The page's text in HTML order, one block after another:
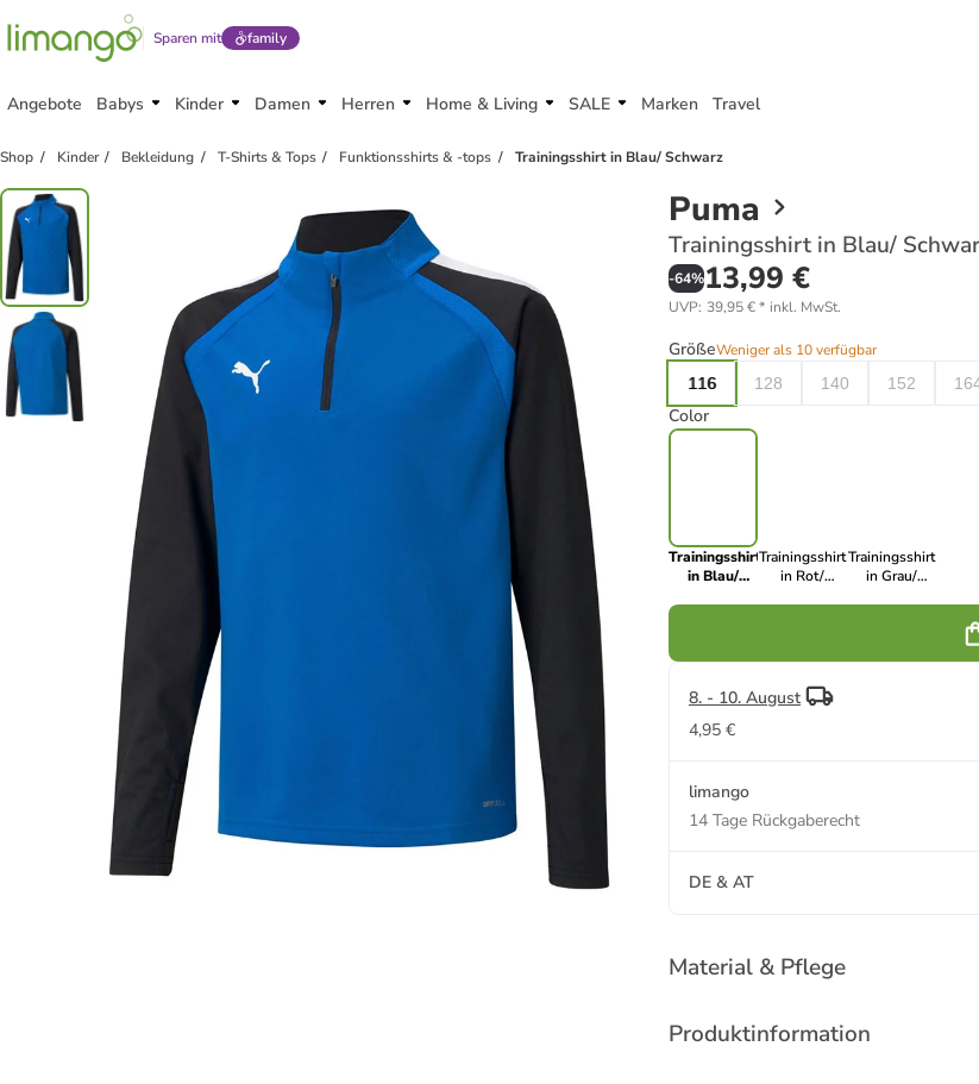
Sparen mit family
Angebote Babys Kinder Damen Herren Home & Living SALE Marken Travel
Shop Kinder Bekleidung T-Shirts & Tops Funktionsshirts & -tops Trainingsshirt in Blau/ Schwarz
Puma
Trainingsshirt in Blau/
-64%13,99 €
UVP: 39,95 €* inkl. MwSt.
GrößeWeniger als 10 verfügbar
116
128 140 152
Color
Trainingsshirt
in Blau/
Trainingsshirt
in Rot/
Trainingsshirt
in Grau/
8. - 10. August
4,95 €
limango
14 Tage Rückgaberecht
DE & AT
Material & Pflege
Produktinformation